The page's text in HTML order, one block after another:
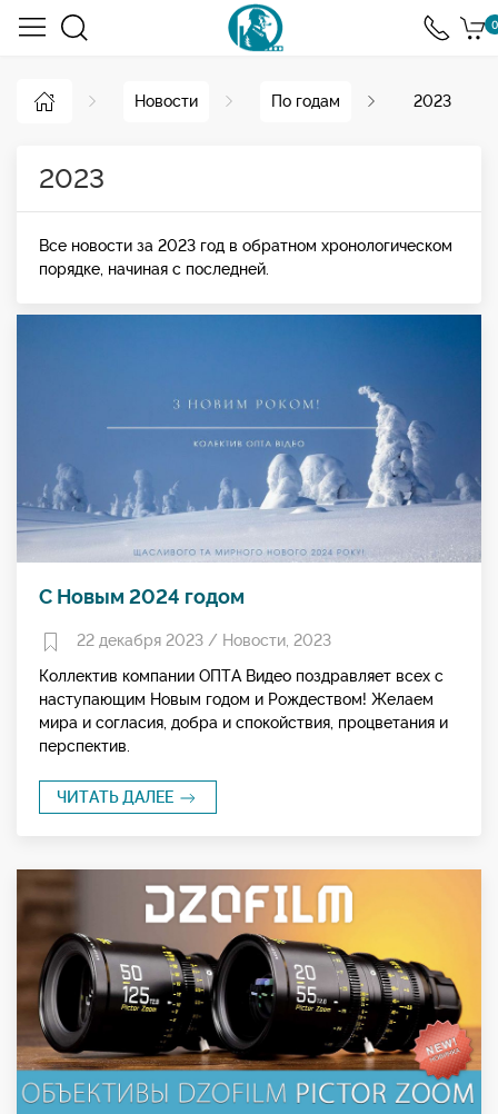
0
Новости По годам 2023
2023
Все новости за 2023 год в обратном хронологическом
порядке, начиная с последней.
С Новым 2024 годом
22 декабря 2023 / Новости, 2023
Коллектив компании ОПТА Видео поздравляет всех с
наступающим Новым годом и Рождеством! Желаем
мира и согласия, добра и спокойствия, процветания и
перспектив.
ЧИТАТЬ ДАЛЕЕ